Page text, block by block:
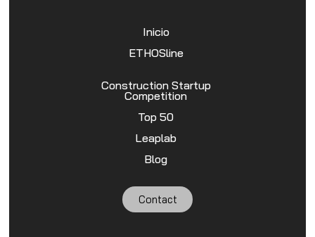
Inicio
ETHOSline
Construction Startup
Competition
Top 50
Leaplab
Blog
Contact